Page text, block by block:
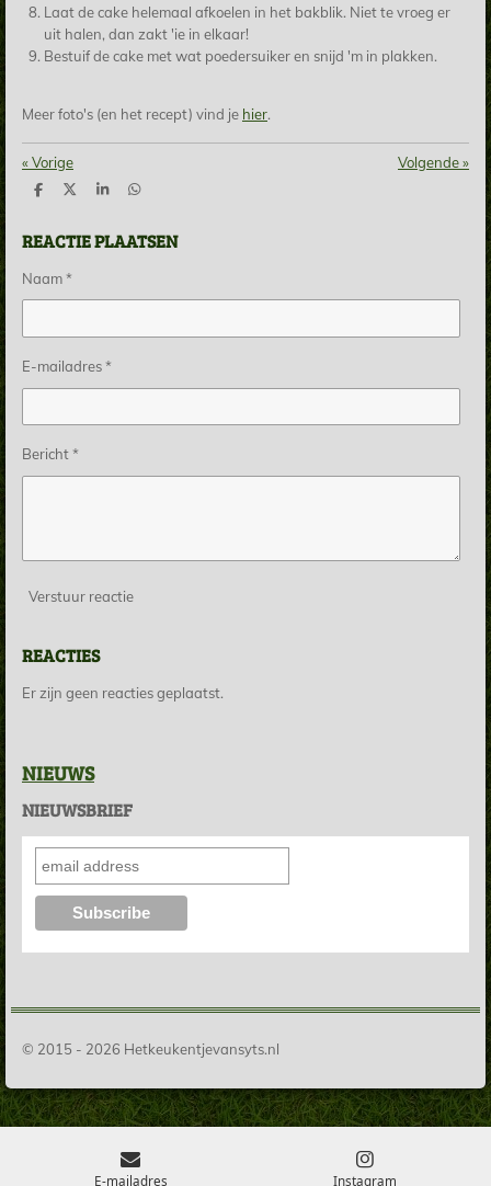
Laat de cake helemaal afkoelen in het bakblik. Niet te vroeg er
uit halen, dan zakt 'ie in elkaar!
Bestuif de cake met wat poedersuiker en snijd 'm in plakken.
Meer foto's (en het recept) vind je hier.
«Vorige Volgende»
D
e
n
D
l
S
r
e
D
e
n
REACTIE PLAATSEN
Naam *
E-mailadres *
Bericht *
Verstuur reactie
REACTIES
Er zijn geen reacties geplaatst.
NIEUWS
NIEUWSBRIEF
© 2015 - 2026 Hetkeukentjevansyts.nl
E-mailadres Instagram